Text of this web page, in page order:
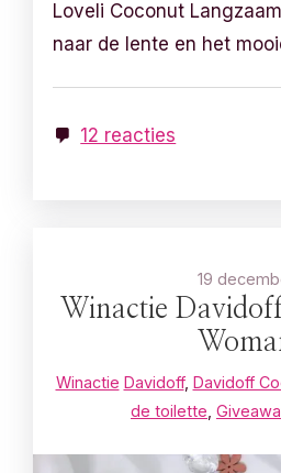
Loveli Coconut
naar de lente en het
12 reacties
19
Winactie
Winactie Davidoff, Davidoff
de toilette